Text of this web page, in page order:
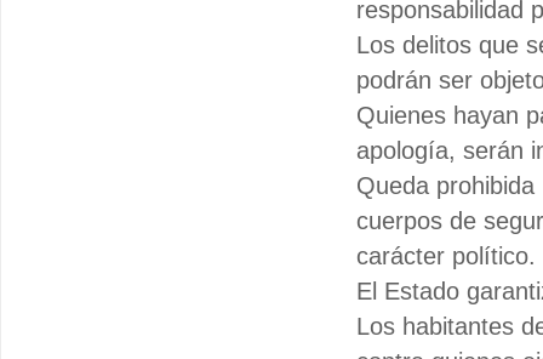
responsabilidad
Los delitos que
podrán ser
Quienes hayan
apología, serán
Queda
cuerpos de
carácter político.
El Estado
Los habitantes